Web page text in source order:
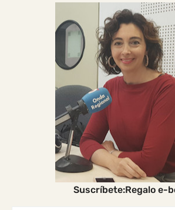
Suscríbete:Regalo e-